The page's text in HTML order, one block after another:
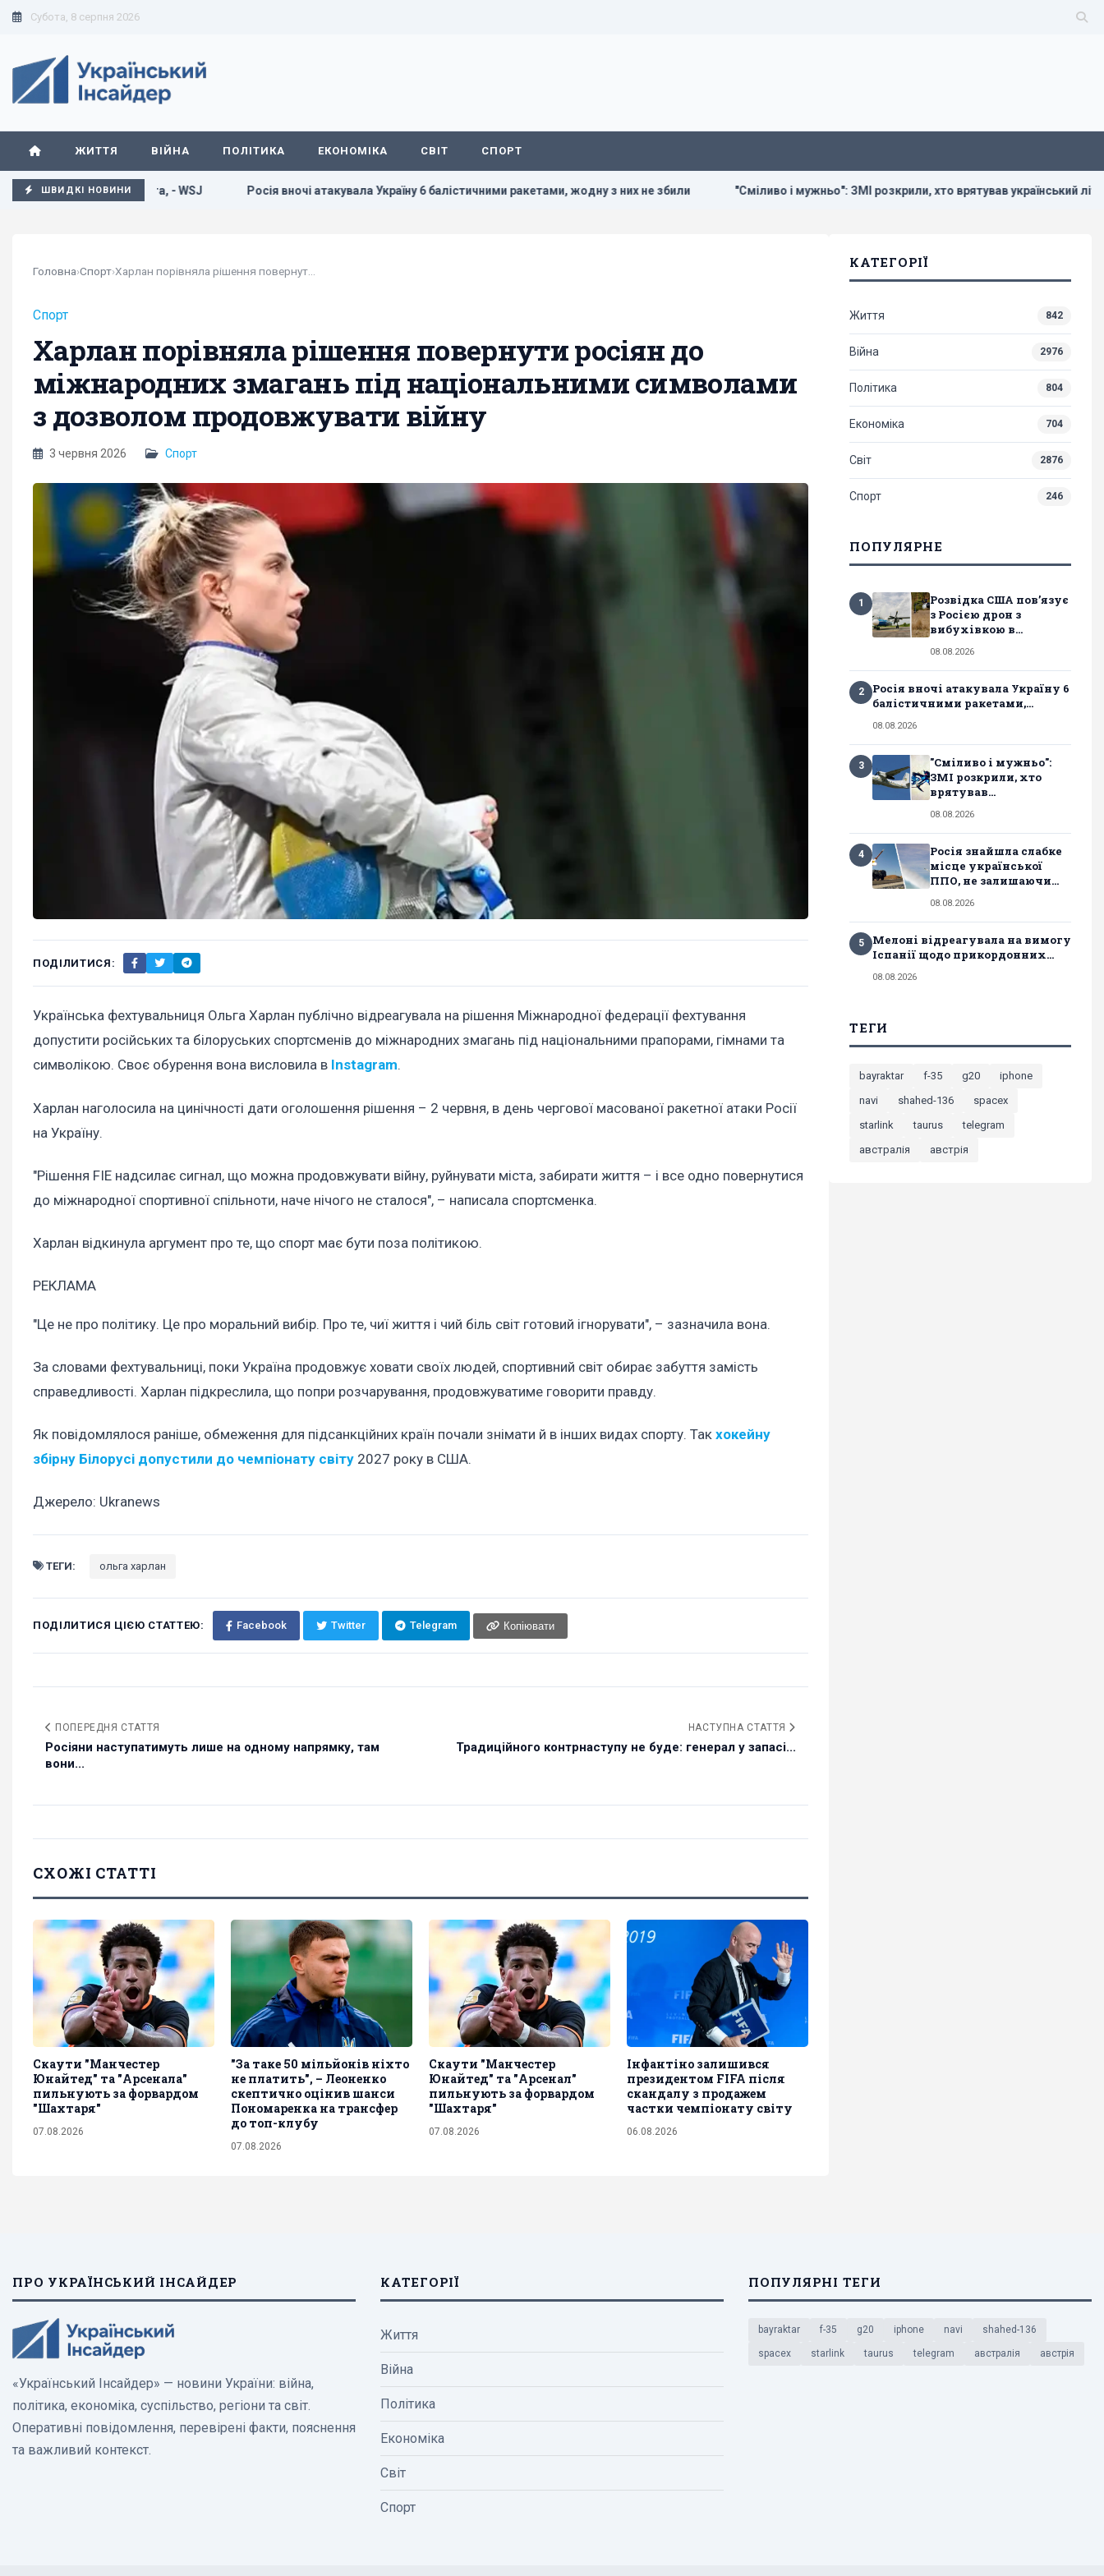
Субота, 8 серпня 2026
ЖИТТЯ ВІЙНА ПОЛІТИКА ЕКОНОМІКА СВІТ СПОРТ
ШВИДКІ НОВИНИ
Лейпцига, - WSJ Росія вночі атакувала Україну 6 балістичними ракетами, жодну з них не збили "Сміливо і мужньо": ЗМІ розкрили, хто врятував український літак від дрона
Головна›Спорт›
Спорт
Харлан порівняла рішення повернути росіян до
міжнародних змагань під національними символами
з дозволом продовжувати війну
3 червня 2026 Спорт
ПОДІЛИТИСЯ:
Українська фехтувальниця Ольга Харлан публічно відреагувала на рішення Міжнародної федерації фехтування
допустити російських та білоруських спортсменів до міжнародних змагань під національними прапорами, гімнами та
символікою. Своє обурення вона висловила в Instagram.
Харлан наголосила на цинічності дати оголошення рішення – 2 червня, в день чергової масованої ракетної атаки Росії
на Україну.
"Рішення FIE надсилає сигнал, що можна продовжувати війну, руйнувати міста, забирати життя – і все одно повернутися
до міжнародної спортивної спільноти, наче нічого не сталося", – написала спортсменка.
Харлан відкинула аргумент про те, що спорт має бути поза політикою.
РЕКЛАМА
"Це не про політику. Це про моральний вибір. Про те, чиї життя і чий біль світ готовий ігнорувати", – зазначила вона.
За словами фехтувальниці, поки Україна продовжує ховати своїх людей, спортивний світ обирає забуття замість
справедливості. Харлан підкреслила, що попри розчарування, продовжуватиме говорити правду.
Як повідомлялося раніше, обмеження для підсанкційних країн почали знімати й в інших видах спорту. Так хокейну
збірну Білорусі допустили до чемпіонату світу 2027 року в США.
Джерело: Ukranews
ТЕГИ: ольга харлан
ПОДІЛИТИСЯ ЦІЄЮ СТАТТЕЮ: Facebook Twitter Telegram Копіювати
ПОПЕРЕДНЯ СТАТТЯ
Росіяни наступатимуть лише на одному напрямку, там
вони...
НАСТУПНА СТАТТЯ
Традиційного контрнаступу не буде: генерал у запасі...
СХОЖІ СТАТТІ
Скаути "Манчестер
Юнайтед" та "Арсенала"
пильнують за форвардом
"Шахтаря"
07.08.2026
"За таке 50 мільйонів ніхто
не платить", – Леоненко
скептично оцінив шанси
Пономаренка на трансфер
до топ-клубу
07.08.2026
Скаути "Манчестер
Юнайтед" та "Арсенал"
пильнують за форвардом
"Шахтаря"
07.08.2026
Інфантіно залишився
президентом FIFA після
скандалу з продажем
частки чемпіонату світу
06.08.2026
КАТЕГОРІЇ
Життя 842
Війна 2976
Політика 804
Економіка 704
Світ 2876
Спорт 246
ПОПУЛЯРНЕ
1
Розвідка США пов’язує
з Росією дрон з
вибухівкою в...
08.08.2026
2
Росія вночі атакувала Україну 6
балістичними ракетами,...
08.08.2026
3
"Сміливо і мужньо":
ЗМІ розкрили, хто
врятував...
08.08.2026
4
Росія знайшла слабке
місце української
ППО, не залишаючи...
08.08.2026
5
Мелоні відреагувала на вимогу
Іспанії щодо прикордонних...
08.08.2026
ТЕГИ
bayraktar f-35 g20
iphone
navi
shahed-136
spacex
starlink
taurus
telegram
австралія
австрія
ПРО УКРАЇНСЬКИЙ ІНСАЙДЕР
«Український Інсайдер» — новини України: війна,
політика, економіка, суспільство, регіони та світ.
Оперативні повідомлення, перевірені факти, пояснення
та важливий контекст.
КАТЕГОРІЇ
Життя
Війна
Політика
Економіка
Світ
Спорт
ПОПУЛЯРНІ ТЕГИ
bayraktar f-35 g20 iphone navi shahed-136
spacex starlink taurus telegram австралія австрія